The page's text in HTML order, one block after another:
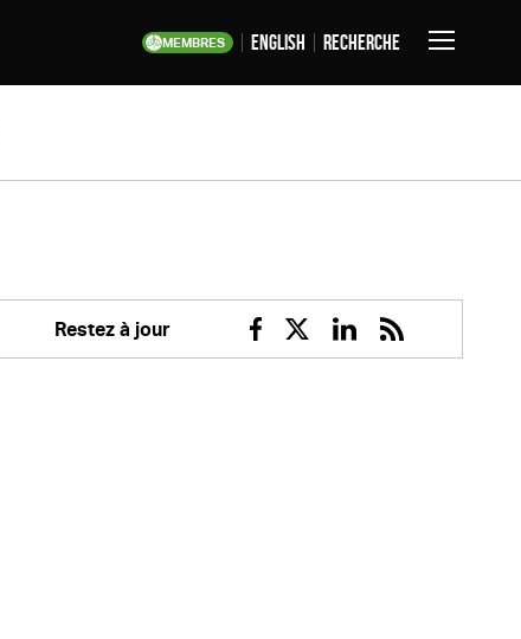
MEMBRES English Recherche
Basculer
Restez à jour
Facebook
TwitterLinkedin
RSS